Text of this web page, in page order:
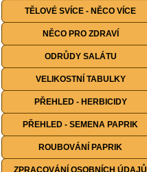
TĚLOVÉ SVÍCE - NĚCO VÍCE
NĚCO PRO ZDRAVÍ
ODRŮDY SALÁTU
VELIKOSTNÍ TABULKY
PŘEHLED - HERBICIDY
PŘEHLED - SEMENA PAPRIK
ROUBOVÁNÍ PAPRIK
ZPRACOVÁNÍ OSOBNÍCH ÚDAJŮ